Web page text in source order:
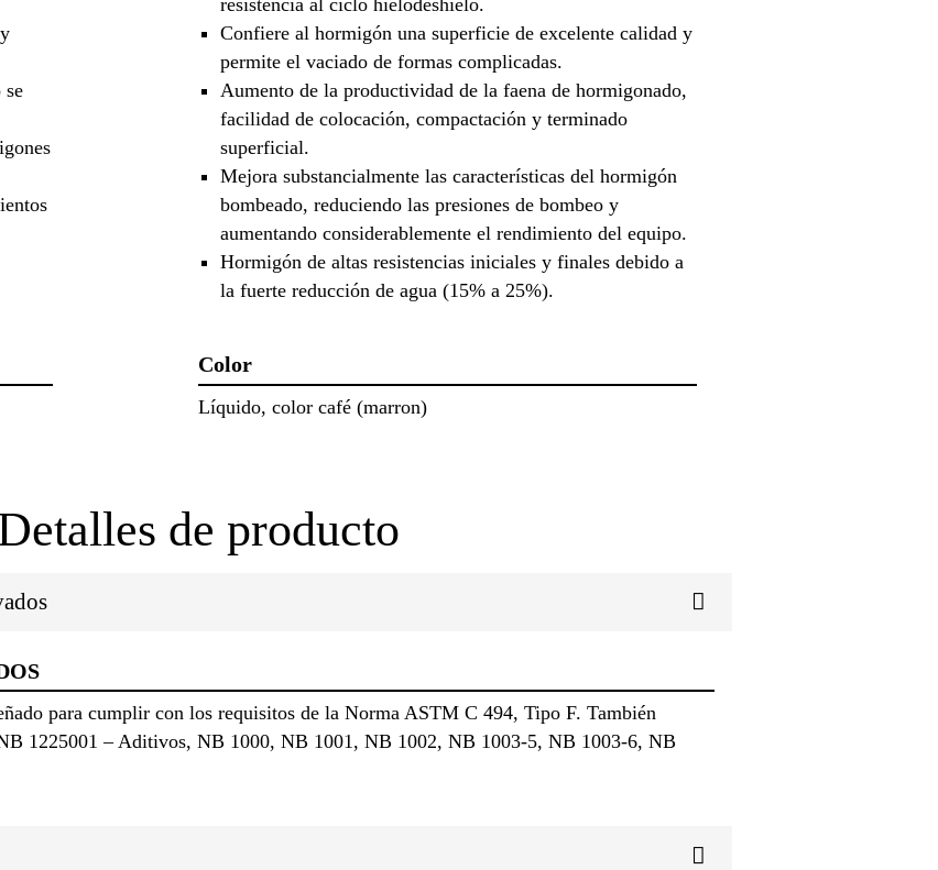
se
resistencia al ciclo hielodeshielo.
Confiere al hormigón una superficie de excelente calidad y
permite el vaciado de formas complicadas.
Aumento de la productividad de la faena de hormigonado,
facilidad de colocación, compactación y terminado
superficial.
Mejora substancialmente las características del hormigón
bombeado, reduciendo las presiones de bombeo y
aumentando considerablemente el rendimiento del equipo.
Hormigón de altas resistencias iniciales y finales debido a
la fuerte reducción de agua (15% a 25%).
Color
Líquido, color café (marron)
de producto
para cumplir con los requisitos de la Norma ASTM C 494, Tipo F. También
1225001 – Aditivos, NB 1000, NB 1001, NB 1002, NB 1003-5, NB 1003-6, NB